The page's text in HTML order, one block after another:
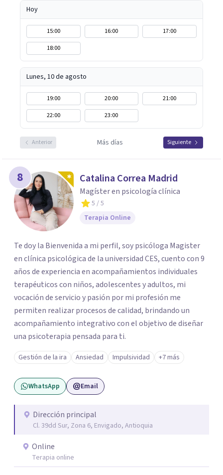
bienestar emocional.
Hoy
15:00 16:00
17:00
18:00
Lunes, 10 de agosto
19:00 20:00
21:00
22:00
23:00
Anterior Más días Siguiente
8 Catalina Correa Madrid
Magíster en psicología clínica
5 / 5
Terapia Online
Te doy la Bienvenida a mi perfil, soy psicóloga Magister
en clínica psicológica de la universidad CES, cuento con 9
años de experiencia en acompañamientos individuales
terapéuticos con niños, adolescentes y adultos, mi
vocación de servicio y pasión por mi profesión me
permiten realizar procesos de calidad, brindando un
acompañamiento integrativo con el objetivo de diseñar
una psicoterapia pensada para ti.
Gestión de la ira Ansiedad Impulsividad +7 más
WhatsApp Email
Dirección principal
Cl. 39dd Sur, Zona 6, Envigado, Antioquia
Online
Terapia online